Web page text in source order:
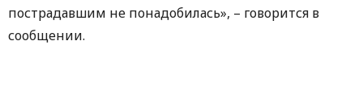
пострадавшим не понадобилась», – говорится в
сообщении.